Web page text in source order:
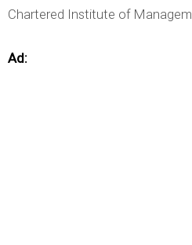
Chartered Institute of
Ad: